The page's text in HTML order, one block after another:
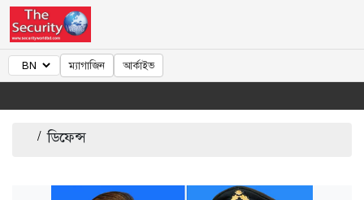
ম্যাগাজিন আর্কাইভ
/ ডিফেন্স